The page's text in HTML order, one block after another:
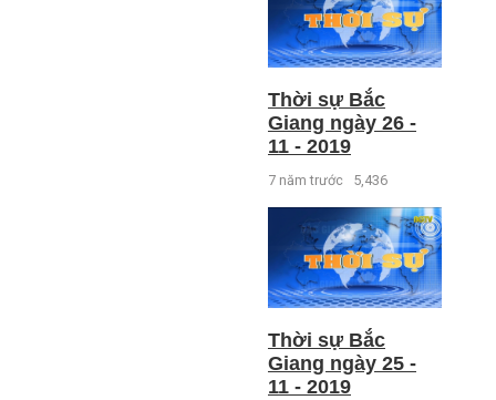
Thời sự Bắc
Giang ngày 26 -
11 - 2019
7 năm trước 5,436
Thời sự Bắc
Giang ngày 25 -
11 - 2019